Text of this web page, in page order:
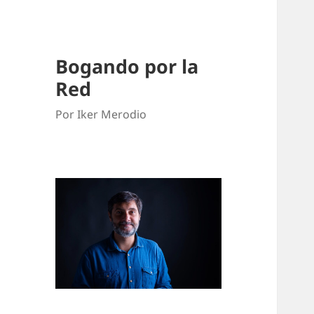
Bogando por la
Red
Por Iker Merodio